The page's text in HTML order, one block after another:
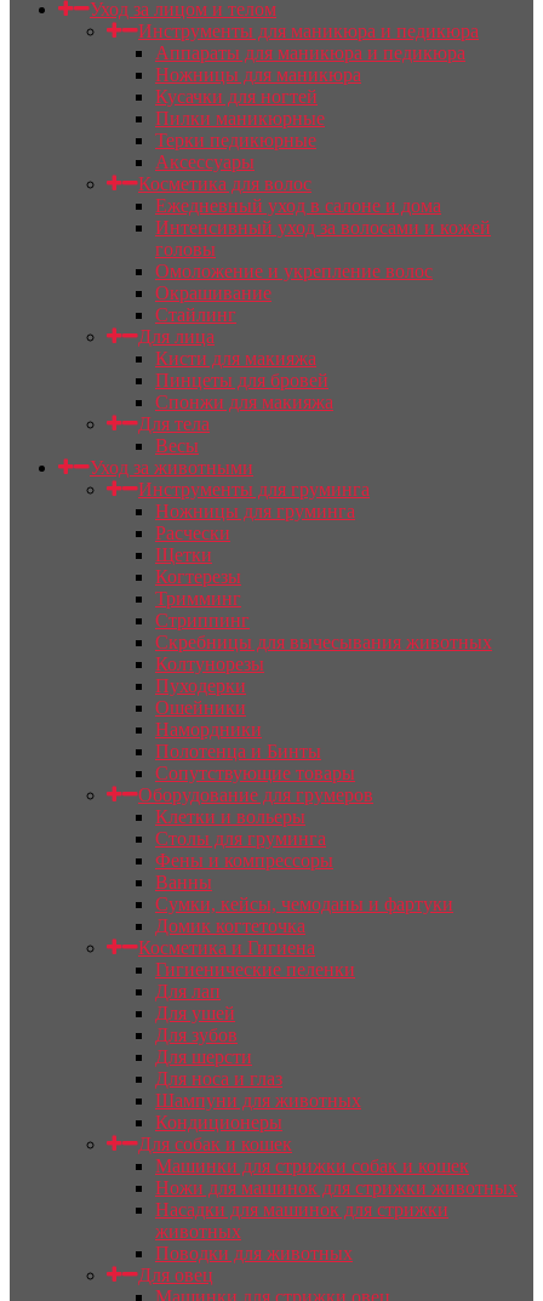
Уход за лицом и телом
Инструменты для маникюра и педикюра
Аппараты для маникюра и педикюра
Ножницы для маникюра
Кусачки для ногтей
Пилки маникюрные
Терки педикюрные
Аксессуары
Косметика для волос
Ежедневный уход в салоне и дома
Интенсивный уход за волосами и кожей
головы
Омоложение и укрепление волос
Окрашивание
Стайлинг
Для лица
Кисти для макияжа
Пинцеты для бровей
Спонжи для макияжа
Для тела
Весы
Уход за животными
Инструменты для груминга
Ножницы для груминга
Расчески
Щетки
Когтерезы
Тримминг
Стриппинг
Скребницы для вычесывания животных
Колтунорезы
Пуходерки
Ошейники
Намордники
Полотенца и Бинты
Сопутствующие товары
Оборудование для грумеров
Клетки и вольеры
Столы для груминга
Фены и компрессоры
Ванны
Сумки, кейсы, чемоданы и фартуки
Домик когтеточка
Косметика и Гигиена
Гигиенические пеленки
Для лап
Для ушей
Для зубов
Для шерсти
Для носа и глаз
Шампуни для животных
Кондиционеры
Для собак и кошек
Машинки для стрижки собак и кошек
Ножи для машинок для стрижки животных
Насадки для машинок для стрижки
животных
Поводки для животных
Для овец
Машинки для стрижки овец